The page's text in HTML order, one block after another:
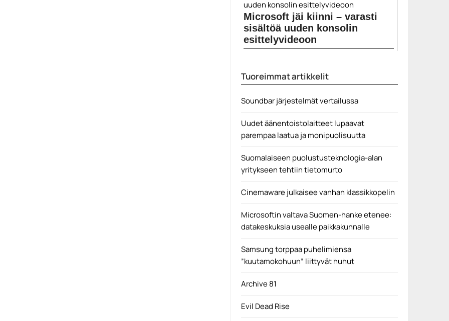
Microsoft Games -markkinointijohtaja kertoo olleensa
iloisesti yllättynyt, miten...
Microsoft
Microsoft jäi kiinni – varasti
sisältöä uuden konsolin
esittelyvideoon
Microsoft
Tuoreimmat artikkelit
Soundbar järjestelmät vertailussa
Uudet äänentoistolaitteet lupaavat
parempaa laatua ja monipuolisuutta
Suomalaiseen puolustusteknologia-alan
yritykseen tehtiin tietomurto
Cinemaware julkaisee vanhan klassikkopelin
Microsoftin valtava Suomen-hanke etenee:
datakeskuksia usealle paikkakunnalle
Samsung torppaa puhelimiensa
”kuutamokohuun” liittyvät huhut
Archive 81
Evil Dead Rise